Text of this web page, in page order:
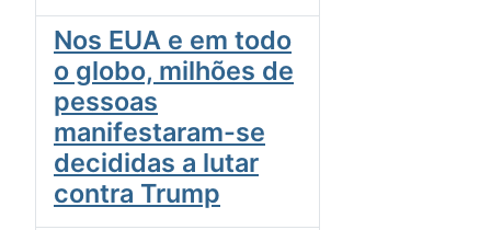
Nos EUA e em todo
o globo, milhões de
pessoas
manifestaram-se
decididas a lutar
contra Trump